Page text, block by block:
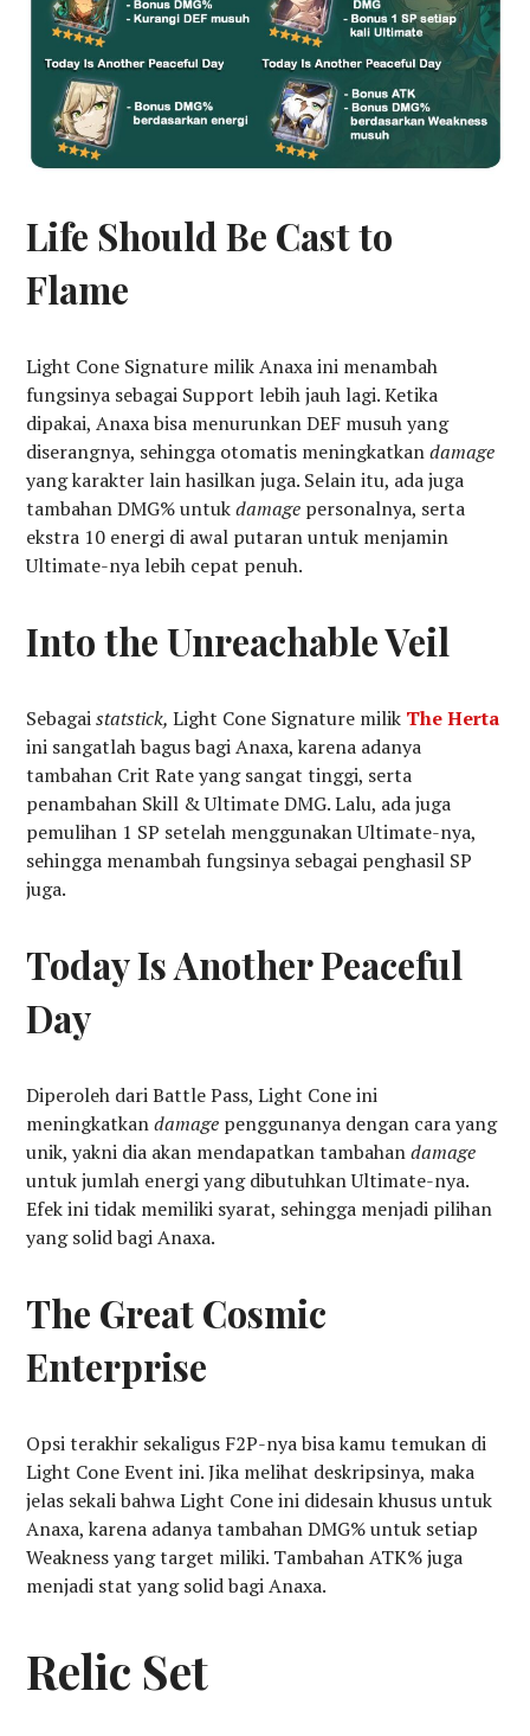
Life Should Be Cast to
Flame
Light Cone Signature milik Anaxa ini menambah
fungsinya sebagai Support lebih jauh lagi. Ketika
dipakai, Anaxa bisa menurunkan DEF musuh yang
diserangnya, sehingga otomatis meningkatkandamage
yang karakter lain hasilkan juga. Selain itu, ada juga
tambahan DMG% untukdamage personalnya, serta
ekstra 10 energi di awal putaran untuk menjamin
Ultimate-nya lebih cepat penuh.
Into the Unreachable Veil
Sebagaistatstick,Light Cone Signature milik The Herta
ini sangatlah bagus bagi Anaxa, karena adanya
tambahan Crit Rate yang sangat tinggi, serta
penambahan Skill & Ultimate DMG. Lalu, ada juga
pemulihan 1 SP setelah menggunakan Ultimate-nya,
sehingga menambah fungsinya sebagai penghasil SP
juga.
Today Is Another Peaceful
Day
Diperoleh dari Battle Pass, Light Cone ini
meningkatkandamage penggunanya dengan cara yang
unik, yakni dia akan mendapatkan tambahandamage
untuk jumlah energi yang dibutuhkan Ultimate-nya.
Efek ini tidak memiliki syarat, sehingga menjadi pilihan
yang solid bagi Anaxa.
The Great Cosmic
Enterprise
Opsi terakhir sekaligus F2P-nya bisa kamu temukan di
Light Cone Event ini. Jika melihat deskripsinya, maka
jelas sekali bahwa Light Cone ini didesain khusus untuk
Anaxa, karena adanya tambahan DMG% untuk setiap
Weakness yang target miliki. Tambahan ATK% juga
menjadi stat yang solid bagi Anaxa.
Relic Set